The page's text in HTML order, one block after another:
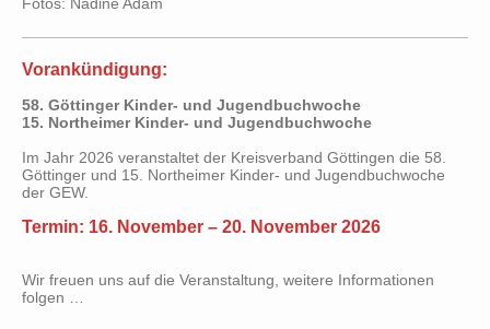
Vorankündigung:
58. Göttinger Kinder- und Jugendbuchwoche
15. Northeimer Kinder- und Jugendbuchwoche
Im Jahr 2026 veranstaltet der Kreisverband Göttingen die 58.
Göttinger und 15. Northeimer Kinder- und Jugendbuchwoche
der GEW.
Termin: 16. November – 20. November 2026
Wir freuen uns auf die Veranstaltung, weitere Informationen
folgen …